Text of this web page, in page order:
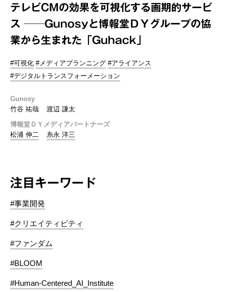
テレビCMの効果を可視化する画期的サービ
ス ──Gunosyと博報堂ＤＹグループの協
業から生まれた「Guhack」
#可視化 #メディアプランニング #アライアンス
#デジタルトランスフォーメーション
Gunosy
竹谷 祐哉
渡辺 謙太
博報堂ＤＹメディアパートナーズ
松浦 伸二
糸永 洋三
注目キーワード
#事業開発
#クリエイティビティ
#ファンダム
#BLOOM
#Human-Centered_AI_Institute